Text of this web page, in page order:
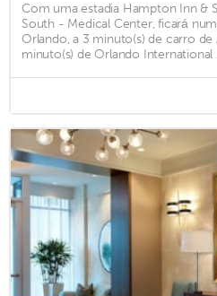
Com uma estadia Hampton Inn &
South - Medical Center, ficará
Orlando, a 3 minuto(s) de carro
minuto(s) de Orlando International